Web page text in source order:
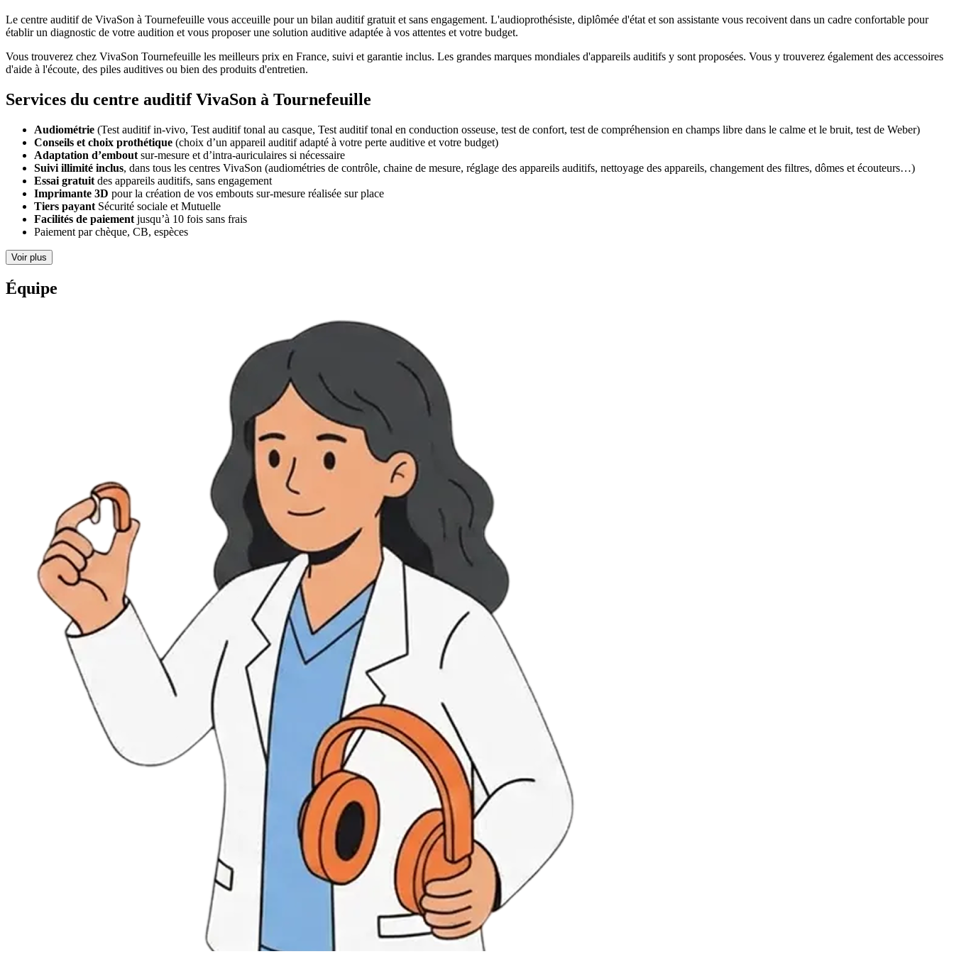
Le centre auditif de VivaSon à Tournefeuille vous acceuille pour un bilan auditif gratuit et sans engagement. L'audioprothésiste, diplômée d'état et son assistante vous recoivent dans un cadre confortable pour
établir un diagnostic de votre audition et vous proposer une solution auditive adaptée à vos attentes et votre budget.
Vous trouverez chez VivaSon Tournefeuille les meilleurs prix en France, suivi et garantie inclus. Les grandes marques mondiales d'appareils auditifs y sont proposées. Vous y trouverez également des accessoires
d'aide à l'écoute, des piles auditives ou bien des produits d'entretien.
Services du centre auditif VivaSon à Tournefeuille
Audiométrie (Test auditif in-vivo, Test auditif tonal au casque, Test auditif tonal en conduction osseuse, test de confort, test de compréhension en champs libre dans le calme et le bruit, test de Weber)
Conseils et choix prothétique (choix d’un appareil auditif adapté à votre perte auditive et votre budget)
Adaptation d’embout sur-mesure et d’intra-auriculaires si nécessaire
Suivi illimité inclus, dans tous les centres VivaSon (audiométries de contrôle, chaine de mesure, réglage des appareils auditifs, nettoyage des appareils, changement des filtres, dômes et écouteurs…)
Essai gratuit des appareils auditifs, sans engagement
Imprimante 3D pour la création de vos embouts sur-mesure réalisée sur place
Tiers payant Sécurité sociale et Mutuelle
Facilités de paiement jusqu’à 10 fois sans frais
Paiement par chèque, CB, espèces
Voir plus
Équipe